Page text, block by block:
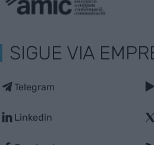
SIGUE VIA
Telegram
Linkedin